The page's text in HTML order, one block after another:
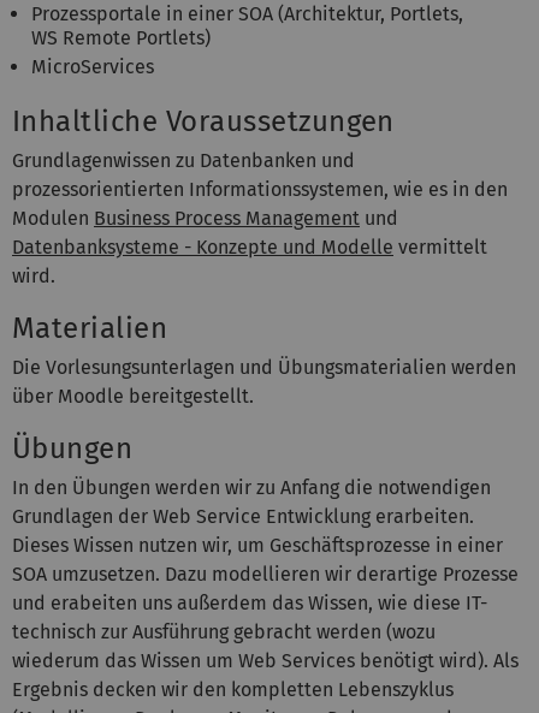
Prozessportale in einer SOA (Architektur, Portlets,
WS Remote Portlets)
MicroServices
Inhaltliche Voraussetzungen
Grundlagenwissen zu Datenbanken und
prozessorientierten Informationssystemen, wie es in den
Modulen Business Process Management und
Datenbanksysteme - Konzepte und Modelle vermittelt
wird.
Materialien
Die Vorlesungsunterlagen und Übungsmaterialien werden
über Moodle bereitgestellt.
Übungen
In den Übungen werden wir zu Anfang die notwendigen
Grundlagen der Web Service Entwicklung erarbeiten.
Dieses Wissen nutzen wir, um Geschäftsprozesse in einer
SOA umzusetzen. Dazu modellieren wir derartige Prozesse
und erabeiten uns außerdem das Wissen, wie diese IT-
technisch zur Ausführung gebracht werden (wozu
wiederum das Wissen um Web Services benötigt wird). Als
Ergebnis decken wir den kompletten Lebenszyklus